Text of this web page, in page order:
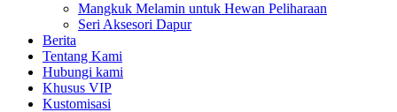
Mangkuk Melamin untuk Hewan Peliharaan
Seri Aksesori Dapur
Berita
Tentang Kami
Hubungi kami
Khusus VIP
Kustomisasi